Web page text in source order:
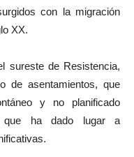
con la migración
XX.
sureste de Resistencia,
de asentamientos, que
y no planificado
ha dado lugar a